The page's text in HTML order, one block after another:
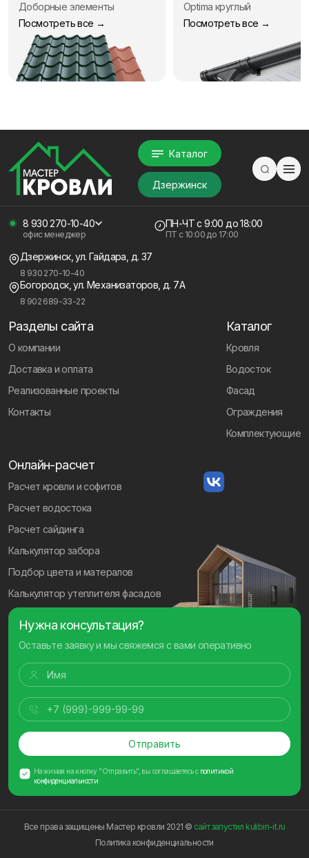
Доборные элементы
Посмотреть все →
Optima круглый
Посмотреть все →
Каталог
Дзержинск
8 930 270-10-40
офис менеджер
ПН-ЧТс 9:00 до 18:00
ПТ с 10:00 до 17:00
Дзержинск, ул. Гайдара, д. 37
8 930 270-10-40
Богородск, ул. Механизаторов, д. 7А
8 902 689-33-22
Разделы сайта
О компании
Доставка и оплата
Реализованные проекты
Контакты
Каталог
Кровля
Водосток
Фасад
Ограждения
Комплектующие
Онлайн-расчет
Расчет кровли и софитов
Расчет водостока
Расчет сайдинга
Калькулятор забора
Подбор цвета и матералов
Калькулятор утеплителя фасадов
Нужна консультация?
Оставьте заявку и мы свяжемся с вами оперативно
Отправить
Нажимая на кнопку "Отправить", вы соглашаетесь с политикой
конфиденциальности
Все права защищены Мастер кровли 2021 © сайт запустил kulibin-it.ru
Политика конфиденциальности